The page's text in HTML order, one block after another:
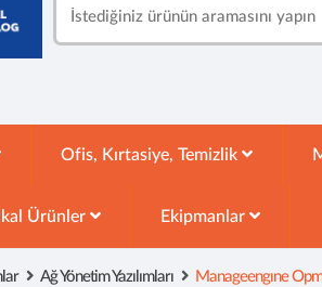
Ofis, Kırtasiye, Temizlik
Ürünler Ekipmanlar
Ağ Yönetim Yazılımları Manageengıne